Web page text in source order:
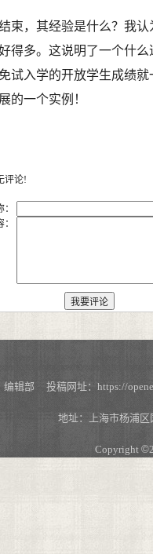
束，其经验是什么？我
得多。这说明了一个什
试入学的开放学生成绩
的一个实例！
评论!
：
：
编辑部 投稿网址：https://
地址：上海市杨浦
Copyright ©